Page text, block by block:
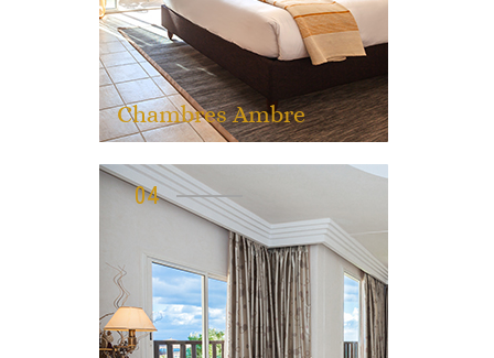
Chambres Ambre
04